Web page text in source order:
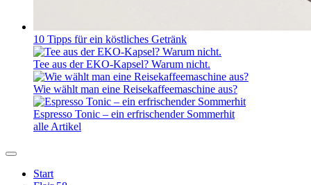
10 Tipps für ein köstliches Getränk
Tee aus der EKO-Kapsel? Warum nicht.
Wie wählt man eine Reisekaffeemaschine aus?
Espresso Tonic – ein erfrischender Sommerhit
alle Artikel
Start